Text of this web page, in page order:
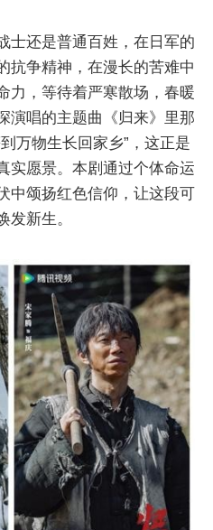
士还是普通百姓，在日军的
抗争精神，在漫长的苦难中
力，等待着严寒散场，春暖
演唱的主题曲《归来》里那
万物生长回家乡”，这正是
实愿景。本剧通过个体命运
中颂扬红色信仰，让这段可
发新生。